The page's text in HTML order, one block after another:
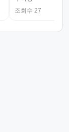
조회수 27